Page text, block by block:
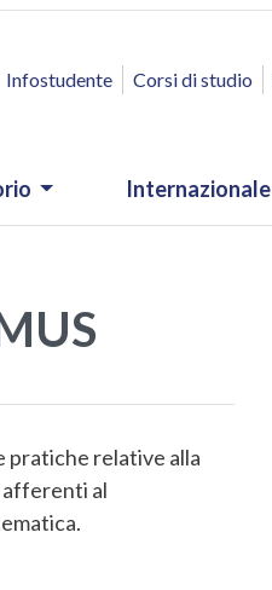
ACCESSO RAPIDO
Infostudente Corsi di studio
Internazionale
pratiche relative alla
afferenti al